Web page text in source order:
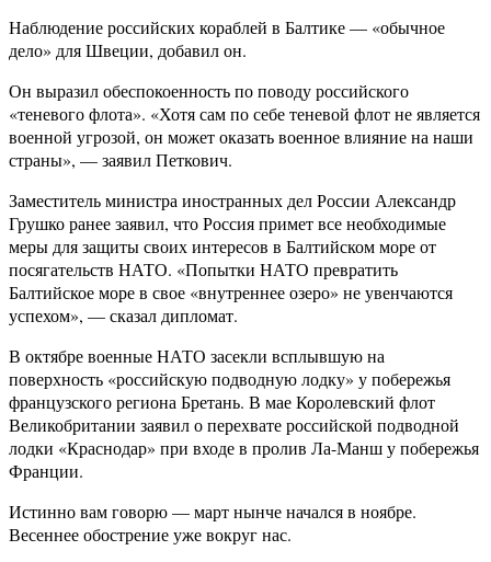
Наблюдение российских кораблей в Балтике — «обычное
дело» для Швеции, добавил он.
Он выразил обеспокоенность по поводу российского
«теневого флота». «Хотя сам по себе теневой флот не является
военной угрозой, он может оказать военное влияние на наши
страны», — заявил Петкович.
Заместитель министра иностранных дел России Александр
Грушко ранее заявил, что Россия примет все необходимые
меры для защиты своих интересов в Балтийском море от
посягательств НАТО. «Попытки НАТО превратить
Балтийское море в свое «внутреннее озеро» не увенчаются
успехом», — сказал дипломат.
В октябре военные НАТО засекли всплывшую на
поверхность «российскую подводную лодку» у побережья
французского региона Бретань. В мае Королевский флот
Великобритании заявил о перехвате российской подводной
лодки «Краснодар» при входе в пролив Ла-Манш у побережья
Франции.
Истинно вам говорю — март нынче начался в ноябре.
Весеннее обострение уже вокруг нас.